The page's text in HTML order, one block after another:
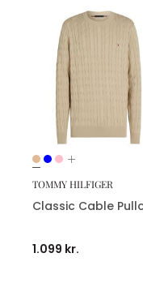
TOMMY HILFIGER
Classic Cable
1.099 kr.